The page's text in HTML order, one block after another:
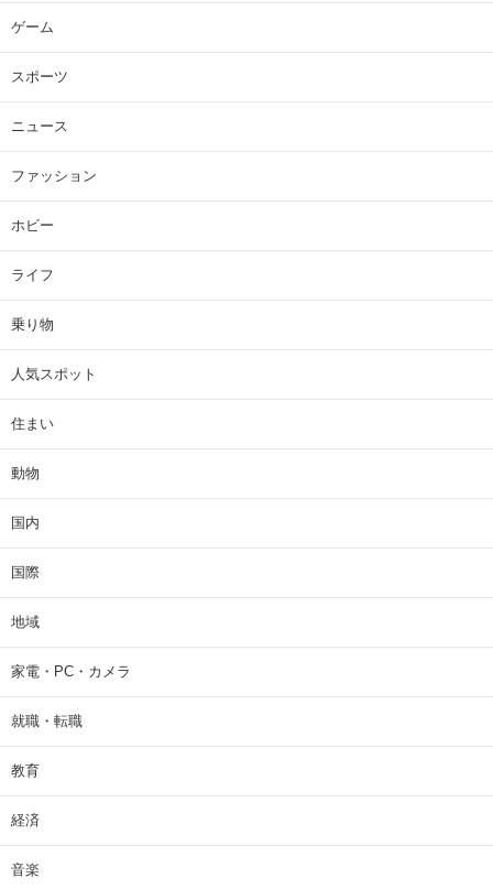
ゲーム
スポーツ
ニュース
ファッション
ホビー
ライフ
乗り物
人気スポット
住まい
動物
国内
国際
地域
家電・PC・カメラ
就職・転職
教育
経済
音楽